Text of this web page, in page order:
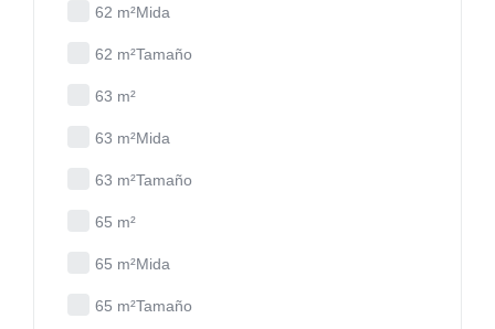
62 m²Mida
62 m²Tamaño
63 m²
63 m²Mida
63 m²Tamaño
65 m²
65 m²Mida
65 m²Tamaño